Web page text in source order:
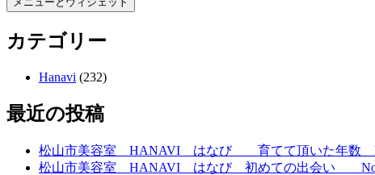
カテゴリー
Hanavi (232)
最近の投稿
松山市美容室 HANAVI はなび 育てて頂いた年数
松山市美容室 HANAVI はなび 初めての出会い